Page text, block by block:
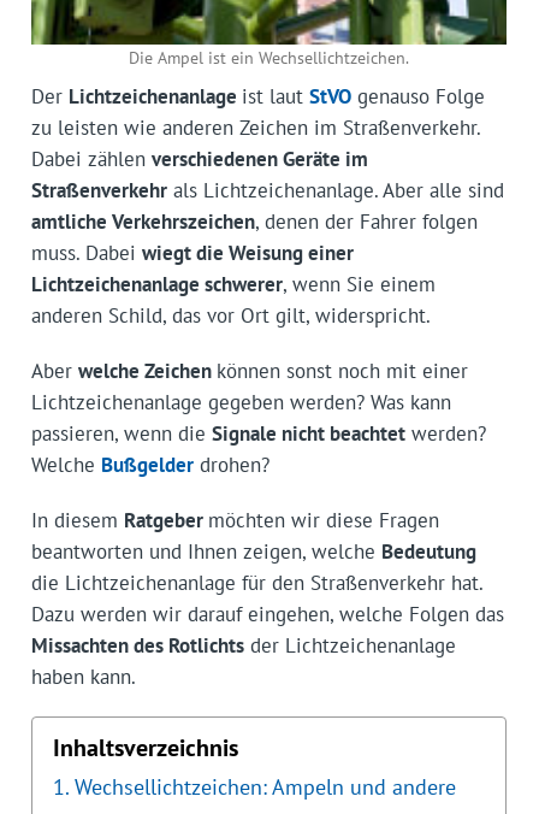
Die Ampel ist ein Wechsellichtzeichen.
Der Lichtzeichenanlage ist laut StVOgenauso Folge
zu leisten wie anderen Zeichen im Straßenverkehr.
Dabei zählen verschiedenen Geräte im
Straßenverkehrals Lichtzeichenanlage. Aber alle sind
amtliche Verkehrszeichen, denen der Fahrer folgen
muss. Dabei wiegt die Weisung einer
Lichtzeichenanlage schwerer, wenn Sie einem
anderen Schild, das vor Ort gilt, widerspricht.
Aber welche Zeichen können sonst noch mit einer
Lichtzeichenanlage gegeben werden? Was kann
passieren, wenn die Signale nicht beachtetwerden?
Welche Bußgelderdrohen?
In diesem Ratgeber möchten wir diese Fragen
beantworten und Ihnen zeigen, welche Bedeutung
die Lichtzeichenanlage für den Straßenverkehr hat.
Dazu werden wir darauf eingehen, welche Folgen das
Missachten des Rotlichtsder Lichtzeichenanlage
haben kann.
Inhaltsverzeichnis
Wechsellichtzeichen: Ampeln und andere